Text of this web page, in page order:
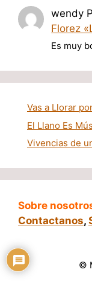
wendy
Florez
Es muy
Vas a Llorar
El Llano Es
Vivencias de
Sobre
Contactanos,
©